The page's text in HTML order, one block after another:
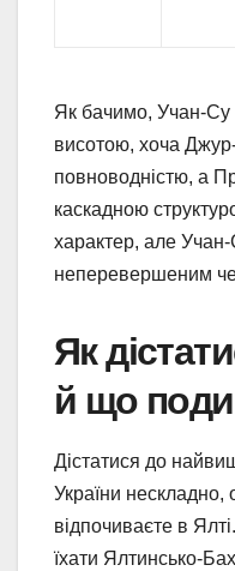
Як бачимо, Учан-Су
висотою, хоча
повноводністю, а
каскадною
характер, але
неперевершеним
Як
й що
Дістатися до
України
відпочиваєте в
їхати Ялтинсько-